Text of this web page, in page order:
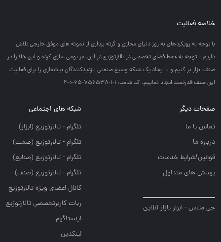
خلاصه فعالیت
با توجه به رويكردهاي به روز دنياي مجازي و گرته برداري از نمونه هاي موفق خارجي تلاش
داريم با توجه به حفظ فضاي تخصصي در تالارتوزيع در اين امر بومي سازي كرده و اين خلا را در
صنف ابزار پر كنيم و با ايجاد يك شبكه وسيع صنعتي بازديدكنندگان بيشماري را براي فعاليت
اين صنف قدرتمند ايجاد نماييم. کد شامد: 1-1-756538-65-0-2
صفحات دیگر
تماس با ما
درباره ما
قوانین/شرایط خدمات
پرسش های متداول
جی متاس - ابزار بازار آنلاین
شبکه های اجتماعی
تلگرام - تالارتوزيع (ابزار)
تلگرام - تالارتوزيع (صمت)
تلگرام - تالارتوزيع (صنايع)
تلگرام - تالارتوزیع (صنف)
کانال اعضای ویژه تالارتوزیع
ربات کاربرتخصصی تالارتوزیع
اینستاگرام
لینکدین